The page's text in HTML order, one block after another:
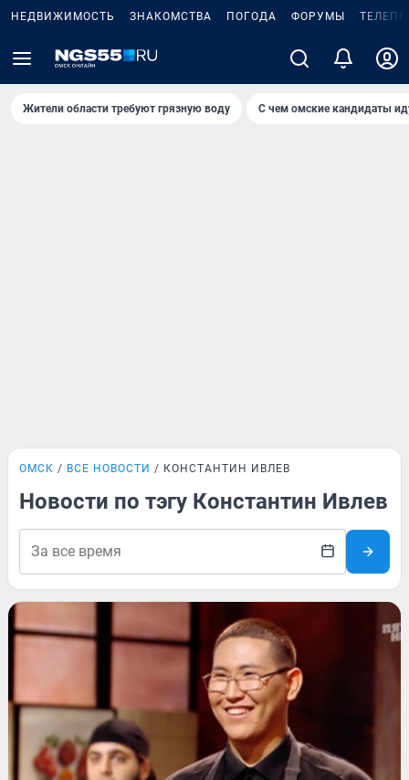
НЕДВИЖИМОСТЬ ЗНАКОМСТВА ПОГОДА ФОРУМЫ
Жители области требуют грязную воду С чем омские кандидаты
ОМСК ВСЕ НОВОСТИ КОНСТАНТИН ИВЛЕВ
Новости по тэгу Константин Ивлев